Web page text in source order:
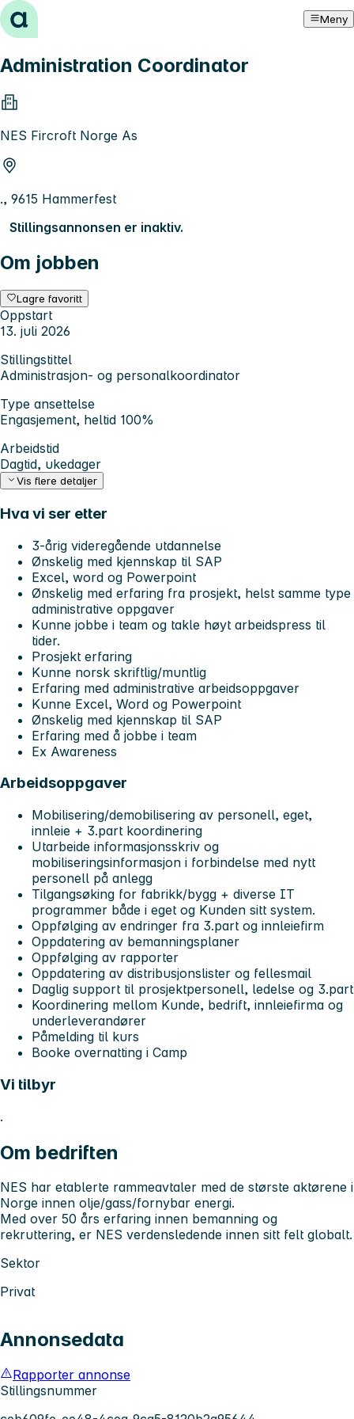
Hopp til innhold Meny
Administration Coordinator
NES Fircroft Norge As
., 9615 Hammerfest
Stillingsannonsen er inaktiv.
Om jobben
Lagre favoritt
Oppstart
13. juli 2026
Stillingstittel
Administrasjon- og personalkoordinator
Type ansettelse
Engasjement, heltid 100%
Arbeidstid
Dagtid, ukedager
Vis flere detaljer
Hva vi ser etter
3-årig videregående utdannelse
Ønskelig med kjennskap til SAP
Excel, word og Powerpoint
Ønskelig med erfaring fra prosjekt, helst samme type
administrative oppgaver
Kunne jobbe i team og takle høyt arbeidspress til
tider.
Prosjekt erfaring
Kunne norsk skriftlig/muntlig
Erfaring med administrative arbeidsoppgaver
Kunne Excel, Word og Powerpoint
Ønskelig med kjennskap til SAP
Erfaring med å jobbe i team
Ex Awareness
Arbeidsoppgaver
Mobilisering/demobilisering av personell, eget,
innleie + 3.part koordinering
Utarbeide informasjonsskriv og
mobiliseringsinformasjon i forbindelse med nytt
personell på anlegg
Tilgangsøking for fabrikk/bygg + diverse IT
programmer både i eget og Kunden sitt system.
Oppfølging av endringer fra 3.part og innleiefirm
Oppdatering av bemanningsplaner
Oppfølging av rapporter
Oppdatering av distribusjonslister og fellesmail
Daglig support til prosjektpersonell, ledelse og 3.part
Koordinering mellom Kunde, bedrift, innleiefirma og
underleverandører
Påmelding til kurs
Booke overnatting i Camp
Vi tilbyr
.
Om bedriften
NES har etablerte rammeavtaler med de største aktørene i
Norge innen olje/gass/fornybar energi.
Med over 50 års erfaring innen bemanning og
rekruttering, er NES verdensledende innen sitt felt globalt.
Sektor
Privat
Annonsedata
Rapporter annonse
Stillingsnummer